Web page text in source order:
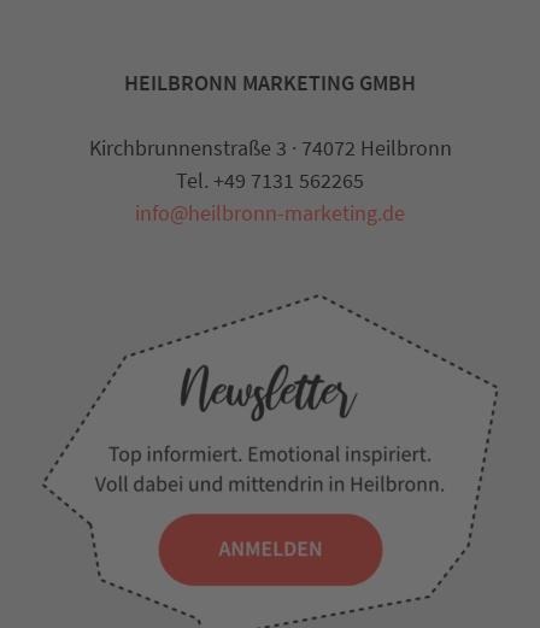
HEILBRONN MARKETING GMBH
Kirchbrunnenstraße 3 · 74072 Heilbronn
Tel. +49 7131 562265
info@heilbronn-marketing.de